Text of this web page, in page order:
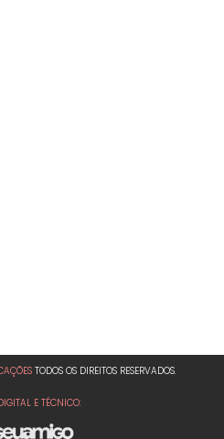
TODOS OS DIREITOS RESERVADOS.
E TÉCNICO: